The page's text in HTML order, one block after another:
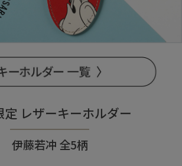
定 レザーキーホルダー
伊藤若冲 全5柄